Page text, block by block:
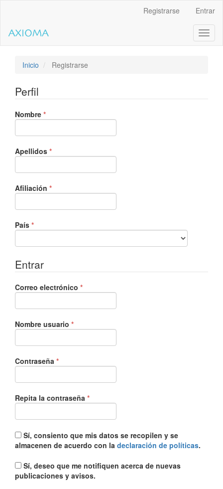
contenido
de
Contenido
Barra
Registrarse Entrar
Inicio Registrarse
Perfil
Nombre *Obligatorio
Apellidos *Obligatorio
Afiliación *Obligatorio
País *Obligatorio
Entrar
Correo electrónico *Obligatorio
Nombre usuario *Obligatorio
Contraseña *Obligatorio
Repita la contraseña *Obligatorio
almacenen de acuerdo con la declaración de políticas.
publicaciones y avisos.